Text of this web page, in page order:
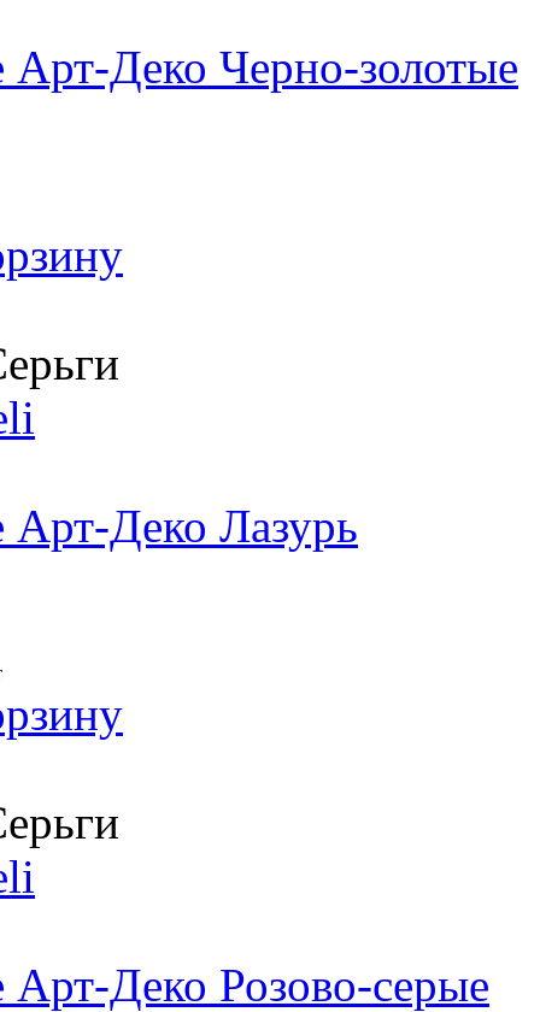
Деко Черно-золотые
Деко Лазурь
Деко Розово-серые